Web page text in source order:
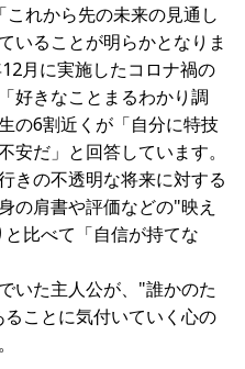
れから先の未来の見通し
いることが明らかとなりま
月に実施したコロナ禍の
好きなことまるわかり調
の6割近くが「自分に特技
安だ」と回答しています。
きの不透明な将来に対する
の肩書や評価などの"映え
比べて「自信が持てな
いた主人公が、"誰かのた
ことに気付いていく心の